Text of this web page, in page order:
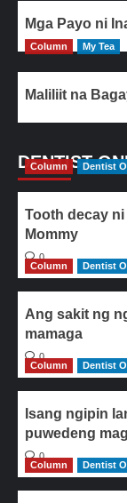
Mga Payo ni
Column My Tea
Maliliit na
DENTIST
Column Dentist
Tooth decay
Mommy
0
Column
Dentist
Ang sakit ng
mamaga
0
Column
Dentist
Isang ngipin
puwedeng
0
Column
Dentist